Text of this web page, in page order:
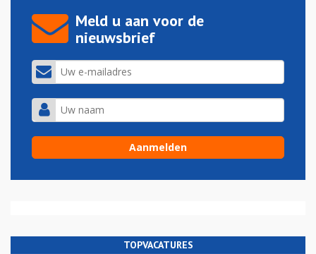
Meld u aan voor de
nieuwsbrief
TOPVACATURES